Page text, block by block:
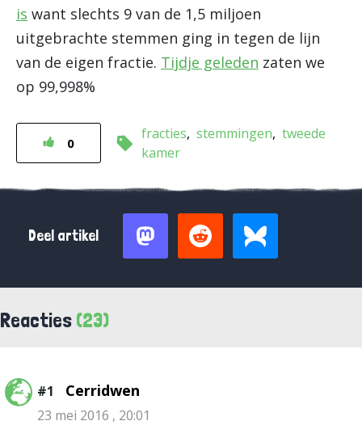
is want slechts 9 van de 1,5 miljoen
uitgebrachte stemmen ging in tegen de lijn
van de eigen fractie. Tijdje geleden zaten we
op 99,998%
0
fracties stemmingen tweede
kamer
Deel artikel
Reacties (23)
#1 Cerridwen
23 mei 2016 , 20:01